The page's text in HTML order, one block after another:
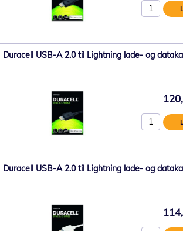
Duracell USB-A 2.0 til Lightning lade- og
Duracell USB-A 2.0 til Lightning lade- og